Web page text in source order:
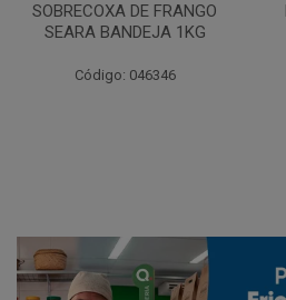
SOBRECOXA DE FRANGO
SEARA BANDEJA 1KG
Código: 046346